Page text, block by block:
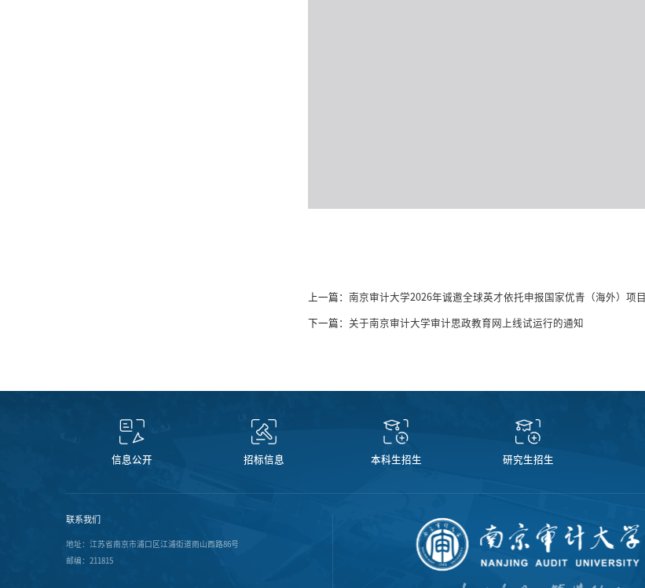
上一篇： 南京审计大学2026年诚邀全球英才依托申报国家优青（海外）项目
下一篇： 关于南京审计大学审计思政教育网上线试运行的通知
信息公开 招标信息 本科生招生 研究生招生
联系我们
地址：江苏省南京市浦口区江浦街道雨山西路86号
邮编：211815